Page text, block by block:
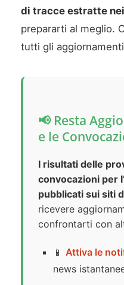
di tracce estratte
prepararti al meglio.
tutti gli
📢 Resta
e le
I risultati delle
convocazioni per
pubblicati sui siti
ricevere
confrontarti con
📱 Attiva le
news